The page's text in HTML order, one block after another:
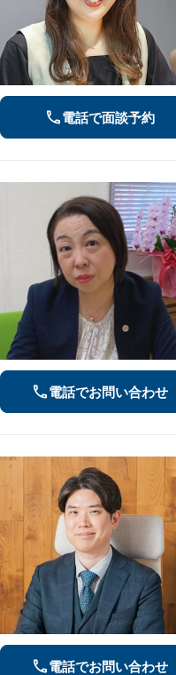
電話で面談予約
電話でお問い合わせ
電話でお問い合わせ